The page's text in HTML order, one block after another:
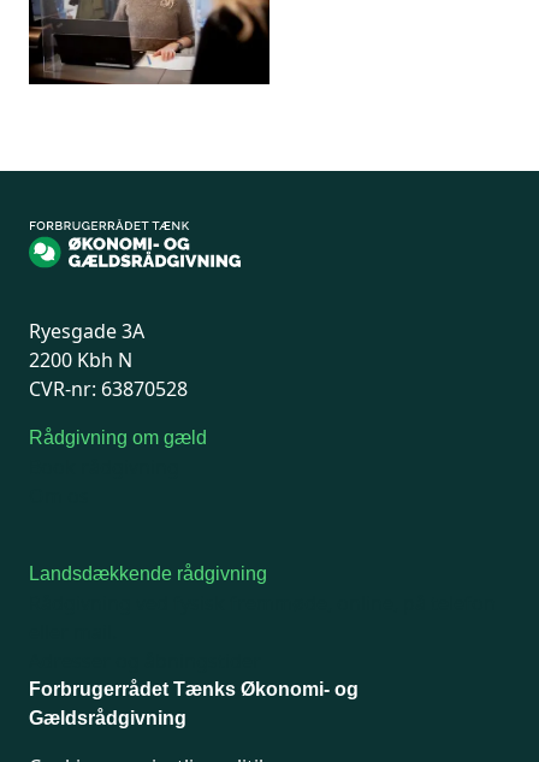
Ryesgade 3A
2200 Kbh N
CVR-nr: 63870528
Rådgivning om gæld
Landsdækkende rådgivning
Forbrugerrådet Tænks Økonomi- og
Gældsrådgivning